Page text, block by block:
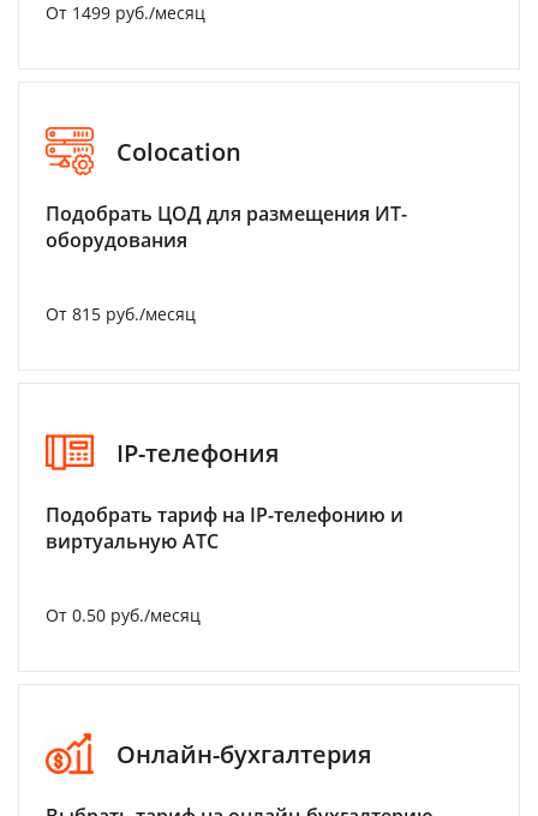
От 1499 руб./месяц
Colocation
Подобрать ЦОД для размещения ИТ-
оборудования
От 815 руб./месяц
IP-телефония
Подобрать тариф на IP-телефонию и
виртуальную АТС
От 0.50 руб./месяц
Онлайн-бухгалтерия